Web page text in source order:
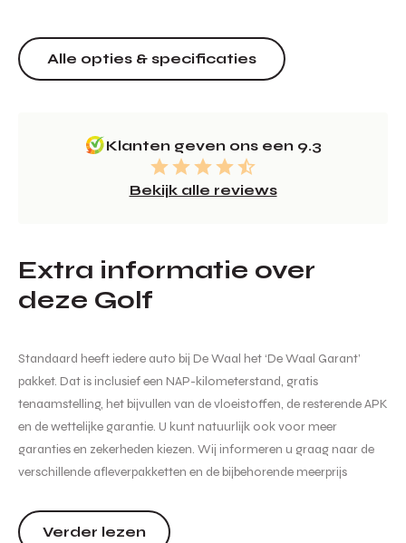
Alle opties & specificaties
Klanten geven ons een 9.3
Bekijk alle reviews
Extra informatie over
deze Golf
Standaard heeft iedere auto bij De Waal het ‘De Waal Garant’
pakket. Dat is inclusief een NAP-kilometerstand, gratis
tenaamstelling, het bijvullen van de vloeistoffen, de resterende APK
en de wettelijke garantie. U kunt natuurlijk ook voor meer
garanties en zekerheden kiezen. Wij informeren u graag naar de
verschillende afleverpakketten en de bijbehorende meerprijs
actueel mogelijk wordt weergegeven zijn wijzigin...
Verder lezen